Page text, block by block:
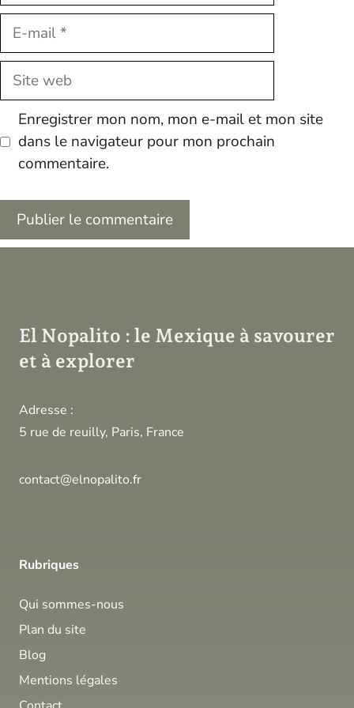
E-
Site
Enregistrer mon nom, mon e-mail et mon site
dans le navigateur pour mon prochain
commentaire.
El Nopalito : le Mexique à savourer
et à explorer
Adresse :
5 rue de reuilly, Paris, France
contact@elnopalito.fr
Rubriques
Qui sommes-nous
Plan du site
Blog
Mentions légales